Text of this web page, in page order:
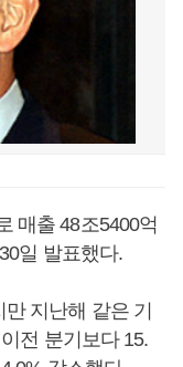
매출 48조5400억
일 발표했다.
지난해 같은 기
전 분기보다 15.